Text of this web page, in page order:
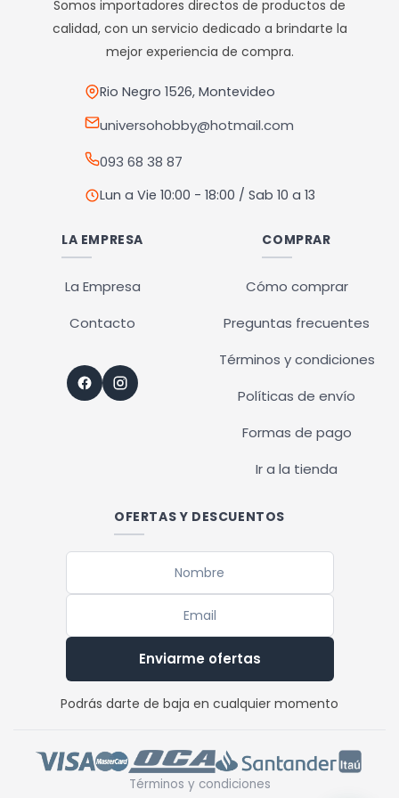
se
pueden
producto
Somos importadores directos de productos de
calidad, con un servicio dedicado a brindarte la
mejor experiencia de compra.
Rio Negro 1526, Montevideo
universohobby@hotmail.com
093 68 38 87
Lun a Vie 10:00 - 18:00 / Sab 10 a 13
LA EMPRESA
La Empresa
Contacto
COMPRAR
Cómo comprar
Preguntas frecuentes
Términos y condiciones
Políticas de envío
Formas de pago
Ir a la tienda
OFERTAS Y DESCUENTOS
Enviarme ofertas
Podrás darte de baja en cualquier momento
Términos y condiciones